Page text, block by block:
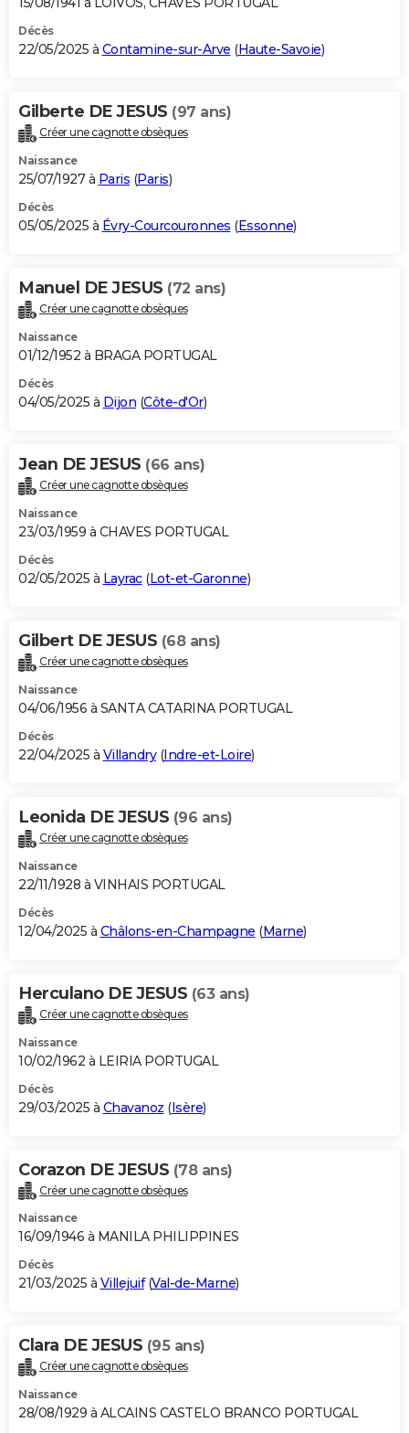
Décès
22/05/2025 à Contamine-sur-Arve (Haute-Savoie)
Gilberte DE JESUS (97 ans)
Créer une cagnotte obsèques
Naissance
25/07/1927 à Paris (Paris)
Décès
05/05/2025 à Évry-Courcouronnes (Essonne)
Manuel DE JESUS (72 ans)
Créer une cagnotte obsèques
Naissance
01/12/1952 à BRAGA PORTUGAL
Décès
04/05/2025 à Dijon (Côte-d'Or)
Jean DE JESUS (66 ans)
Créer une cagnotte obsèques
Naissance
23/03/1959 à CHAVES PORTUGAL
Décès
02/05/2025 à Layrac(Lot-et-Garonne)
Gilbert DE JESUS (68 ans)
Créer une cagnotte obsèques
Naissance
04/06/1956 à SANTA CATARINA PORTUGAL
Décès
22/04/2025 à Villandry(Indre-et-Loire)
Leonida DE JESUS (96 ans)
Créer une cagnotte obsèques
Naissance
22/11/1928 à VINHAIS PORTUGAL
Décès
12/04/2025 à Châlons-en-Champagne (Marne)
Herculano DE JESUS (63 ans)
Créer une cagnotte obsèques
Naissance
10/02/1962 à LEIRIA PORTUGAL
Décès
29/03/2025 à Chavanoz (Isère)
Corazon DE JESUS (78 ans)
Créer une cagnotte obsèques
Naissance
16/09/1946 à MANILA PHILIPPINES
Décès
21/03/2025 à Villejuif(Val-de-Marne)
Clara DE JESUS (95 ans)
Créer une cagnotte obsèques
Naissance
28/08/1929 à ALCAINS CASTELO BRANCO PORTUGAL